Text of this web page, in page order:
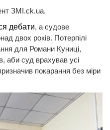
ЗМІ.ck.ua.
дебати, а судове
двох років. Потерпілі
для Романи Куниці,
аби суд врахував усі
покарання без міри